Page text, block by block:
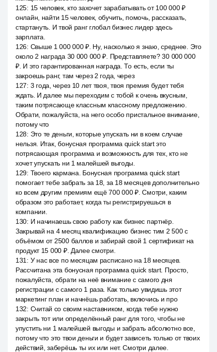
125: 15 человек, кто захочет зарабатывать от 100 000 ₽
онлайн, найти 15 человек, обучить, помочь, рассказать,
стартануть. И твой ранг глобал бизнес лидер здесь
зарплата.
126: Свыше 1 000 000 ₽. Ну, насколько я знаю, среднее. Это
около 2 награда 30 000 000 ₽. Представляете? 30 000 000
₽. И это гарантированная награда. То есть, если ты
закроешь ранг, там через 2 года, через
127: 3 года, через 10 лет твоя, твоя премия будет тебя
ждать. И далее мы переходим с тобой к очень вкусным,
таким потрясающе классным классному предложению.
Обрати, пожалуйста, на него особо пристальное внимание,
потому что
128: Это те деньги, которые упускать ни в коем случае
нельзя. Итак, бонусная программа quick start это
потрясающая программа и возможность для тех, кто не
хочет упускать ни 1 малейшей выгоды.
129: Твоего кармана. Бонусная программа quick start
помогает тебе забрать за 18, за 18 месяцев дополнительно
ко всем другим премиям ещё 700 000 ₽. Смотри, каким
образом это работает, когда ты регистрируешься в
компании.
130: И начинаешь свою работу как бизнес партнёр.
Закрывай на 4 месяц квалификацию бизнес тим 2 500 с
объёмом от 2500 баллов и забирай свой 1 сертификат на
продукт 15 000 ₽. Далее смотри.
131 : У нас все по месяцам расписано на 18 месяцев.
Рассчитана эта бонусная программа quick start. Просто,
пожалуйста, обрати на неё внимание с самого дня
регистрации с самого 1 раза. Как только увидишь этот
маркетинг план и начнёшь работать, включись и про
132: Считай со своим наставником, когда тебе нужно
закрыть тот или определённый ранг для того, чтобы не
упустить ни 1 малейшей выгоды и забрать абсолютно все,
потому что это твои деньги и будет зависеть только от твоих
действий, заберёшь ты их или нет. Смотри далее.